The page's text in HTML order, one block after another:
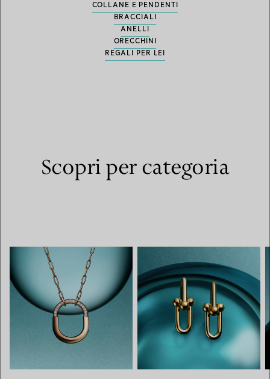
COLLANE E PENDENTI
BRACCIALI
ANELLI
ORECCHINI
REGALI PER LEI
Scopri per categoria